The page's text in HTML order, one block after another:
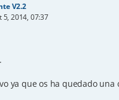
V2.2
5, 2014, 07:37
ya que os ha quedado